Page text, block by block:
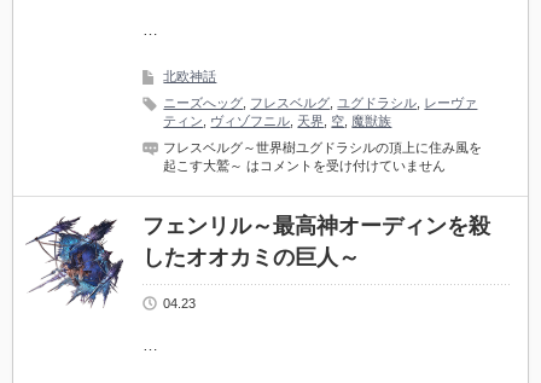
…
北欧神話
ニーズへッグ フレスベルグ ユグドラシル レーヴァ
ティン
ヴィゾフニル 天界 空 魔獣族
フレスベルグ～世界樹ユグドラシルの頂上に住み風を
起こす大鷲～ は コメントを受け付けていません
フェンリル～最高神オーディンを殺
したオオカミの巨人～
04.23
…